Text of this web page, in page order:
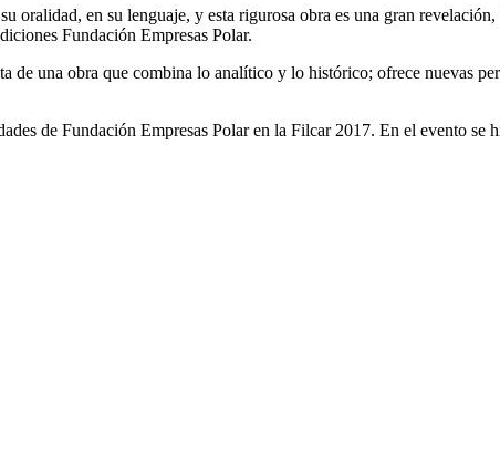
en su lenguaje, y esta rigurosa obra es una gran
Fundación Empresas Polar.
de una obra que combina lo analítico y lo histórico; ofrece nuevas
de Fundación Empresas Polar en la Filcar 2017. En el evento se